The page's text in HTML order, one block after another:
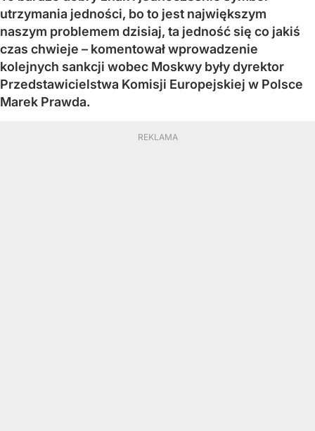
utrzymania jedności, bo to jest największym
naszym problemem dzisiaj, ta jedność się co jakiś
czas chwieje – komentował wprowadzenie
kolejnych sankcji wobec Moskwy były dyrektor
Przedstawicielstwa Komisji Europejskiej w Polsce
Marek Prawda.